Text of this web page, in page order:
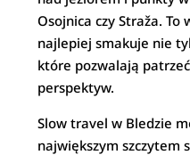
Osojnica czy Straža. To
najlepiej smakuje nie
które pozwalają
perspektyw.
Slow travel w Bledzie
największym szczytem